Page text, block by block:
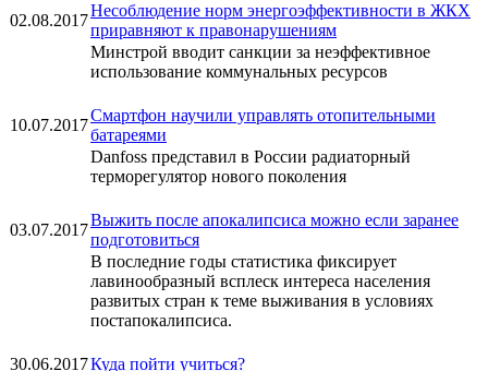
02.08.2017
Несоблюдение норм энергоэффективности в ЖКХ
приравняют к правонарушениям
Минстрой вводит санкции за неэффективное
использование коммунальных ресурсов
10.07.2017
Смартфон научили управлять отопительными
батареями
Danfoss представил в России радиаторный
терморегулятор нового поколения
03.07.2017
Выжить после апокалипсиса можно если заранее
подготовиться
В последние годы статистика фиксирует
лавинообразный всплеск интереса населения
развитых стран к теме выживания в условиях
постапокалипсиса.
30.06.2017Куда пойти учиться?